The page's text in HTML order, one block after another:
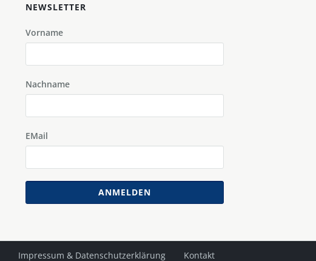
NEWSLETTER
Vorname
Nachname
EMail
ANMELDEN
Impressum & Datenschutzerklärung Kontakt